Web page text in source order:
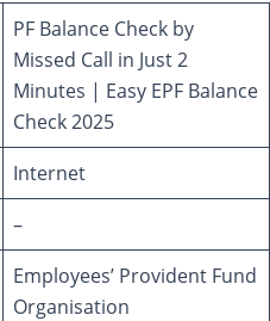
PF Balance Check by
Missed Call in Just 2
Minutes | Easy EPF Balance
Check 2025
Internet
–
Employees’ Provident Fund
Organisation